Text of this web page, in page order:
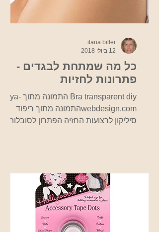
כל מה שמתחת לבגדים -
פתרונות לחזיות
Bra transparent diy התמונה מתוך ya-
webdesign.comהתמונה מתוך ריפוד
סיליקון לרצועות החזיה הפתרון לסובלות
ilana biller
12 ביולי 2018